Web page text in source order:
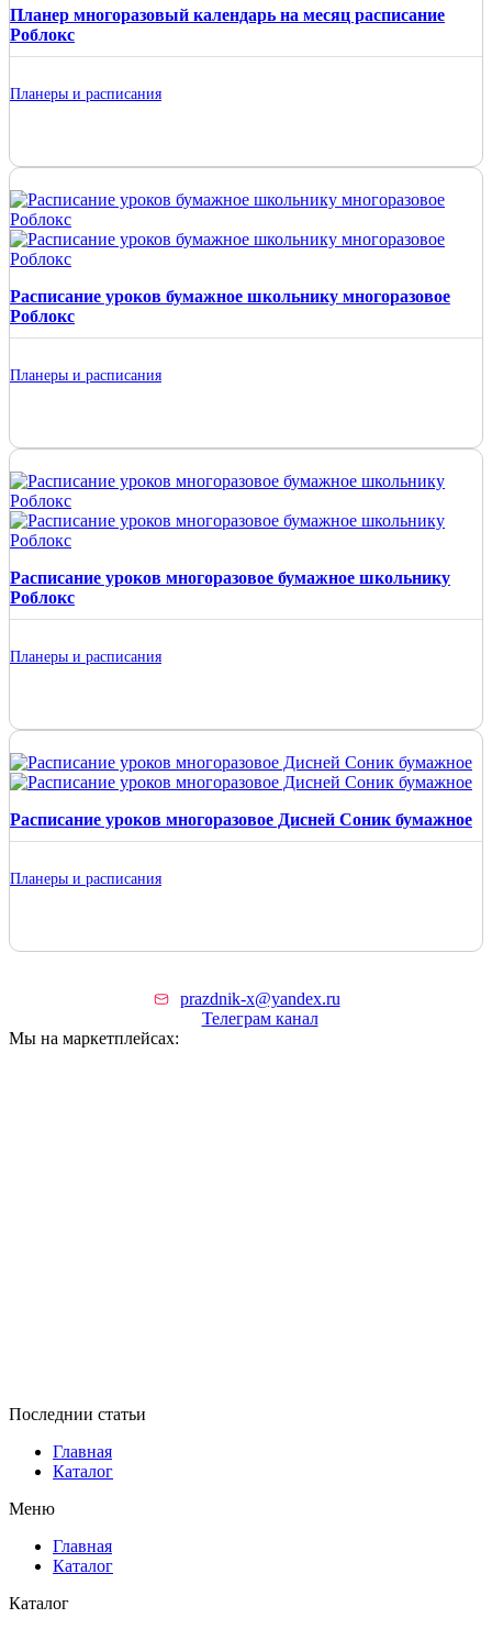
Планер многоразовый календарь на месяц расписание
Роблокс
Планеры и расписания
Расписание уроков бумажное школьнику многоразовое
Роблокс
Планеры и расписания
Расписание уроков многоразовое бумажное школьнику
Роблокс
Планеры и расписания
Расписание уроков многоразовое Дисней Соник бумажное
Планеры и расписания
prazdnik-x@yandex.ru
Телеграм канал
Мы на маркетплейсах:
Последнии статьи
Главная
Каталог
Меню
Главная
Каталог
Каталог